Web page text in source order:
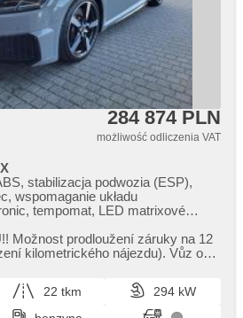
284 874 PLN
możliwość odliczenia VAT
stabilizacja podwozia (ESP),
wspomaganie układu
tempomat, LED matrixové
štít, volba jízdního režimu,
senzory přední, parkovací
bezklíčové odemykání,
deszczu, regulowana
wielofunkcyjna, řazení pádly pod
Možnost prodloužení záruky na 12​
kilometrického nájezdu). Vůz od
22 tkm
294 kW